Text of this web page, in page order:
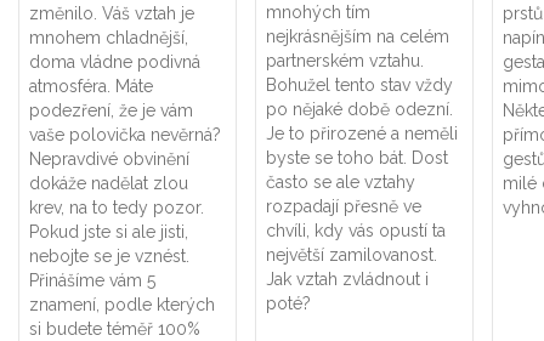
změnilo. Váš vztah je
mnohem chladnější,
doma vládne podivná
atmosféra. Máte
podezření, že je vám
vaše polovička nevěrná?
Nepravdivé obvinění
dokáže nadělat zlou
krev, na to tedy pozor.
Pokud jste si ale jisti,
nebojte se je vznést.
Přinášíme vám 5
znamení, podle kterých
si budete téměř 100%
mnohých tím
nejkrásnějším na celém
partnerském vztahu.
Bohužel tento stav vždy
po nějaké době odezní.
Je to přirozené a neměli
byste se toho bát. Dost
často se ale vztahy
rozpadají přesně ve
chvíli, kdy vás opustí ta
největší zamilovanost.
Jak vztah zvládnout i
poté?
milé